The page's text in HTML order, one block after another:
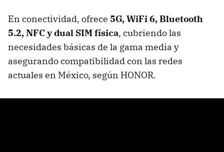
En conectividad, ofrece 5G, WiFi 6, Bluetooth
5.2, NFC y dual SIM física, cubriendo las
necesidades básicas de la gama media y
asegurando compatibilidad con las redes
actuales en México, según HONOR.